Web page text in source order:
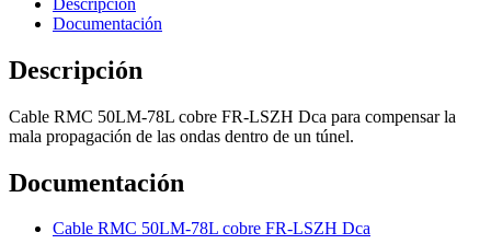
Documentación
Descripción
Cable RMC 50LM-78L cobre FR-LSZH Dca para compensar la
mala propagación de las ondas dentro de un túnel.
Documentación
Cable RMC 50LM-78L cobre FR-LSZH Dca